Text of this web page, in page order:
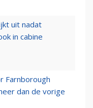
uit nadat
in cabine
Farnborough
dan de vorige